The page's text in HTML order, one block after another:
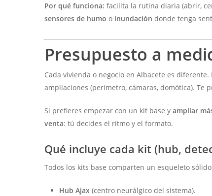
Por qué funciona: facilita la rutina diaria (abrir,
sensores de humo o inundación donde tenga
Presupuesto a
Cada vivienda o negocio en Albacete es diferente.
ampliaciones (perímetro, cámaras, domótica). Te
Si prefieres empezar con un kit base yampliar
venta: tú decides el ritmo y el formato.
Qué incluye cada kit (hub,
Todos los kits base comparten un esqueleto
Hub Ajax (centro neurálgico del sistema).